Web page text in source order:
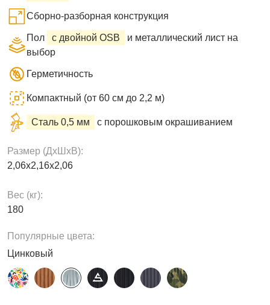
Сборно-разборная конструкция
Пол с двойной OSB
и металлический лист на
выбор
Герметичность
Компактный (от 60 см до 2,2 м)
Сталь 0,5 мм с порошковым окрашиванием
Размер (ДxШxВ):
2,06х2,16х2,06
Вес (кг):
180
Популярные цвета:
Цинковый